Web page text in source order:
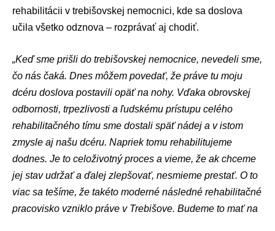
rehabilitácii v trebišovskej nemocnici, kde sa doslova
učila všetko odznova – rozprávať aj chodiť.
„Keď sme prišli do trebišovskej nemocnice, nevedeli sme,
čo nás čaká. Dnes môžem povedať, že práve tu moju
dcéru doslova postavili opäť na nohy. Vďaka obrovskej
odbornosti, trpezlivosti a ľudskému prístupu celého
rehabilitačného tímu sme dostali späť nádej a v istom
zmysle aj našu dcéru. Napriek tomu rehabilitujeme
dodnes. Je to celoživotný proces a vieme, že ak chceme
jej stav udržať a ďalej zlepšovať, nesmieme prestať. O to
viac sa tešíme, že takéto moderné následné rehabilitačné
pracovisko vzniklo práve v Trebišove. Budeme to mať na